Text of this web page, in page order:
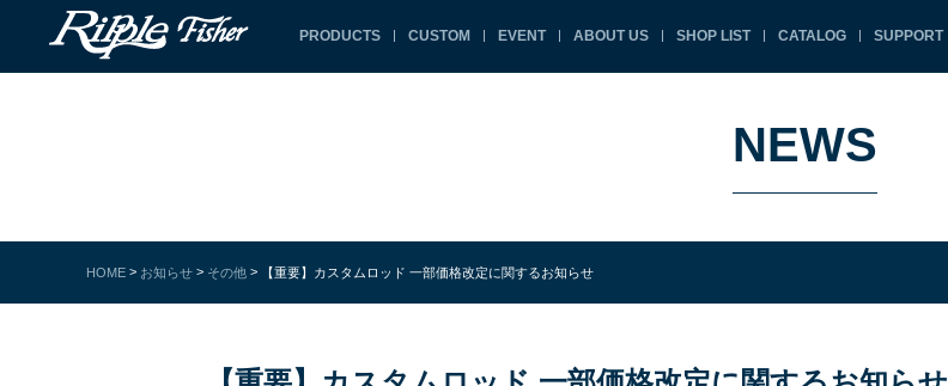
PRODUCTS CUSTOM EVENT ABOUT US SHOP LIST CATALOG SUPPORT
NEWS
HOME > お知らせ > その他 > 【重要】カスタムロッド 一部価格改定に関するお知らせ